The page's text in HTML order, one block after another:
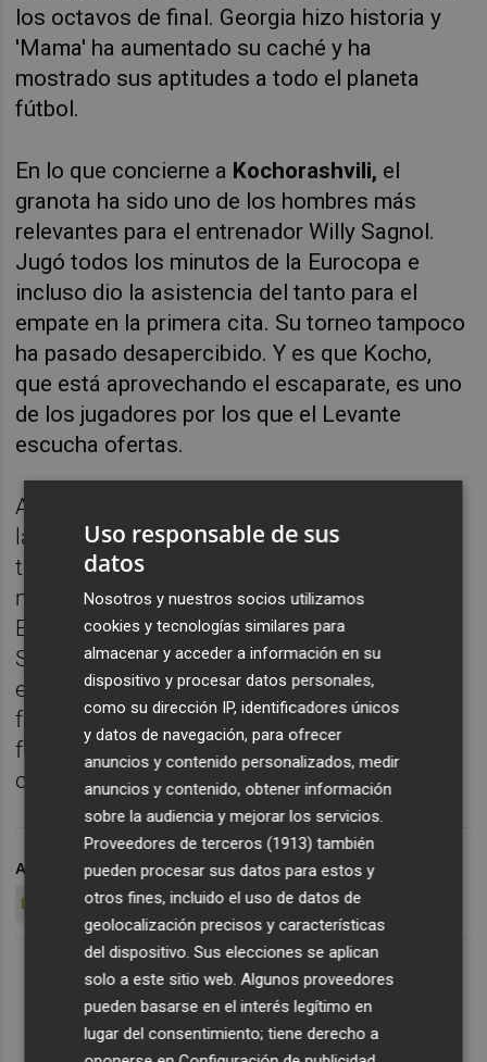
los octavos de final. Georgia hizo historia y
'Mama' ha aumentado su caché y ha
mostrado sus aptitudes a todo el planeta
fútbol.
En lo que concierne a Kochorashvili, el
granota ha sido uno de los hombres más
relevantes para el entrenador Willy Sagnol.
Jugó todos los minutos de la Eurocopa e
incluso dio la asistencia del tanto para el
empate en la primera cita. Su torneo tampoco
ha pasado desapercibido. Y es que Kocho,
que está aprovechando el escaparate, es uno
de los jugadores por los que el Levante
escucha ofertas.
Además, Kocho se convirtió en 'El Pulpo' de
la Eurocopa hasta los octavos de final del
torneo. El centrocampista georgiano fue el
mejor recuperador de balones en la
Eurocopa de Alemania hasta esa ronda.
Según la empresa especializada en
estadísticas deportivas 'Sofascore', Giorgi
fue con 31 balones recuperados el mejor
futbolista del torneo en esta faceta en los
cuatro partidos que jugó con Georgia.
ARCHIVADO EN EUROCOPA 2024
VALENCIA CF
LEVANTE UD
PLAZA GRANOTA
Uso responsable de sus
datos
Nosotros y nuestros socios utilizamos
cookies y tecnologías similares para
almacenar y acceder a información en su
dispositivo y procesar datos personales,
como su dirección IP, identificadores únicos
y datos de navegación, para ofrecer
anuncios y contenido personalizados, medir
anuncios y contenido, obtener información
sobre la audiencia y mejorar los servicios.
Proveedores de terceros (1913) también
pueden procesar sus datos para estos y
otros fines, incluido el uso de datos de
geolocalización precisos y características
del dispositivo. Sus elecciones se aplican
solo a este sitio web. Algunos proveedores
pueden basarse en el interés legítimo en
lugar del consentimiento; tiene derecho a